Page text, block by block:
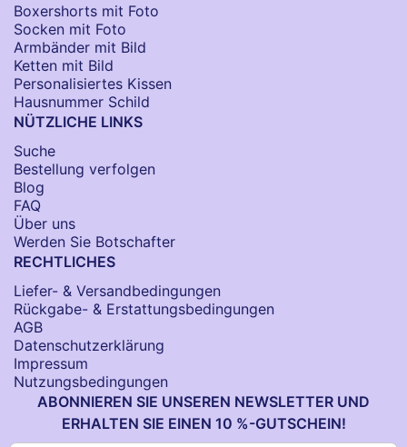
Boxershorts mit Foto
Socken​ mit Foto
Armbänder mit Bild​
Ketten mit Bild
Personalisiertes Kissen
Hausnummer Schild
NÜTZLICHE LINKS
Suche
Bestellung verfolgen
Blog
FAQ
Über uns
Werden Sie Botschafter
RECHTLICHES
Liefer- & Versandbedingungen
Rückgabe- & Erstattungsbedingungen
AGB
Datenschutzerklärung
Impressum
Nutzungsbedingungen
ABONNIEREN SIE UNSEREN NEWSLETTER UND
ERHALTEN SIE EINEN 10 %-GUTSCHEIN!